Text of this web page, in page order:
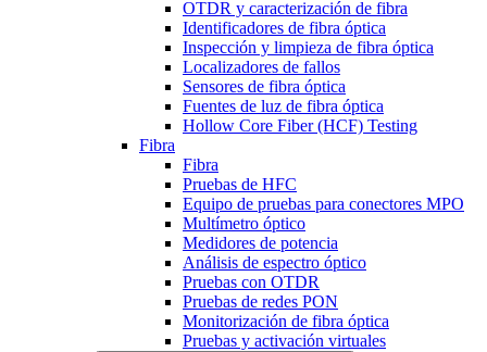
OTDR y caracterización de fibra
Identificadores de fibra óptica
Inspección y limpieza de fibra óptica
Localizadores de fallos
Sensores de fibra óptica
Fuentes de luz de fibra óptica
Hollow Core Fiber (HCF) Testing
Fibra
Fibra
Pruebas de HFC
Equipo de pruebas para conectores MPO
Multímetro óptico
Medidores de potencia
Análisis de espectro óptico
Pruebas con OTDR
Pruebas de redes PON
Monitorización de fibra óptica
Pruebas y activación virtuales